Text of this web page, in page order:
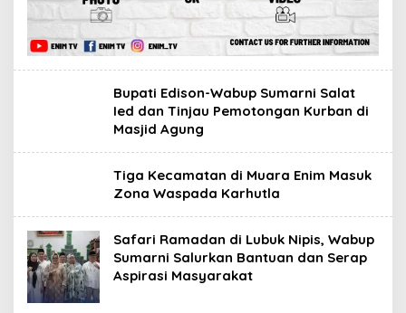
Bupati Edison-Wabup Sumarni Salat
Ied dan Tinjau Pemotongan Kurban di
Masjid Agung
Tiga Kecamatan di Muara Enim Masuk
Zona Waspada Karhutla
Safari Ramadan di Lubuk Nipis, Wabup
Sumarni Salurkan Bantuan dan Serap
Aspirasi Masyarakat